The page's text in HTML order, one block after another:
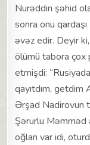
Nurəddin şəhid
sonra onu qardaşı
əvəz edir. Deyir
ölümü tabora çox
etmişdi:
qayıtdım, getdim
Ərşad Nadirovun
Şərurlu Məmməd
oğlan var idi,